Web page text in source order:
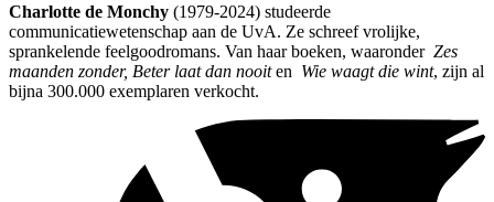
Charlotte de Monchy (1979-2024) studeerde
communicatiewetenschap aan de UvA. Ze schreef vrolijke,
sprankelende feelgoodromans. Van haar boeken, waaronder Zes
maanden zonder, Beter laat dan nooiten Wie waagt die wint, zijn al
bijna 300.000 exemplaren verkocht.